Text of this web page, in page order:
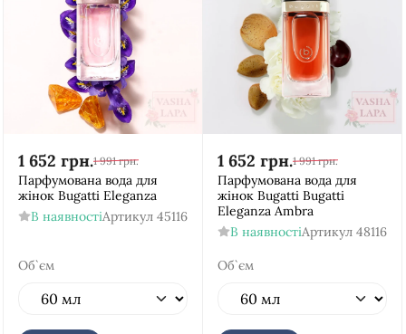
1 652 грн.1 991 грн.
Парфумована вода для
жінок Bugatti Eleganza
В наявностіАртикул 45116
Об`єм
1 652 грн.1 991 грн.
Парфумована вода для
жінок Bugatti Bugatti
Eleganza Ambra
В наявностіАртикул 48116
Об`єм